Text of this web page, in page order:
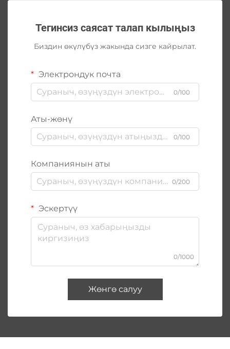
Тегинсиз саясат талап кылыңыз
Биздин өкүлүбүз жакында сизге кайрылат.
Электрондук почта
0/100
Аты-жөнү
0/100
Компаниянын аты
0/200
Эскертүү
0/1000
Жөнгө салуу